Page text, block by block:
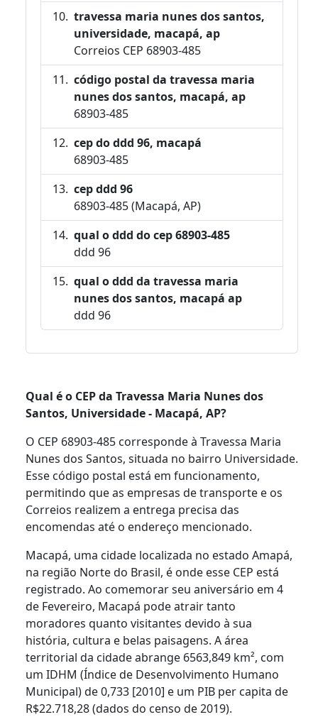
travessa maria nunes dos santos,
universidade, macapá, ap
Correios CEP 68903-485
código postal da travessa maria
nunes dos santos, macapá, ap
68903-485
cep do ddd 96, macapá
68903-485
cep ddd 96
68903-485 (Macapá, AP)
qual o ddd do cep 68903-485
ddd 96
qual o ddd da travessa maria
nunes dos santos, macapá ap
ddd 96
Qual é o CEP da Travessa Maria Nunes dos
Santos, Universidade - Macapá, AP?
O CEP 68903-485 corresponde à Travessa Maria
Nunes dos Santos, situada no bairro Universidade.
Esse código postal está em funcionamento,
permitindo que as empresas de transporte e os
Correios realizem a entrega precisa das
encomendas até o endereço mencionado.
Macapá, uma cidade localizada no estado Amapá,
na região Norte do Brasil, é onde esse CEP está
registrado. Ao comemorar seu aniversário em 4
de Fevereiro, Macapá pode atrair tanto
moradores quanto visitantes devido à sua
história, cultura e belas paisagens. A área
territorial da cidade abrange 6563,849 km², com
um IDHM (Índice de Desenvolvimento Humano
Municipal) de 0,733 [2010] e um PIB per capita de
R$22.718,28 (dados do censo de 2019).